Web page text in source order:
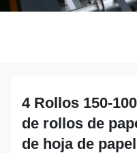
4 Rollos 150-
de rollos de
de hoja de